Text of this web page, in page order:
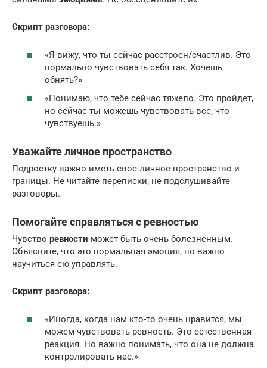
Скрипт разговора:
«Я вижу, что ты сейчас расстроен/счастлив. Это
нормально чувствовать себя так. Хочешь
обнять?»
«Понимаю, что тебе сейчас тяжело. Это пройдет,
но сейчас ты можешь чувствовать все, что
чувствуешь.»
Уважайте личное пространство
Подростку важно иметь свое личное пространство и
границы. Не читайте переписки, не подслушивайте
разговоры.
Помогайте справляться с ревностью
Чувство ревности может быть очень болезненным.
Объясните, что это нормальная эмоция, но важно
научиться ею управлять.
Скрипт разговора:
«Иногда, когда нам кто-то очень нравится, мы
можем чувствовать ревность. Это естественная
реакция. Но важно понимать, что она не должна
контролировать нас.»